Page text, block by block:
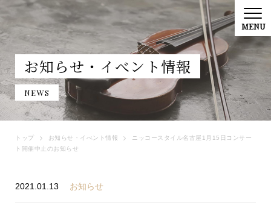
お知らせ・イべント情報
NEWS
トップ お知らせ・イべント情報
ニッコースタイル名古屋1月15日コンサー
ト開催中止のお知らせ
2021.01.13 お知らせ